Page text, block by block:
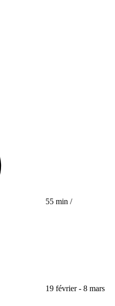
55 min /
19 février - 8 mars